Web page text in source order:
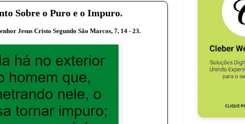
Sobre o Puro e o Impuro.
Jesus Cristo Segundo São Marcos, 7, 14 - 23.